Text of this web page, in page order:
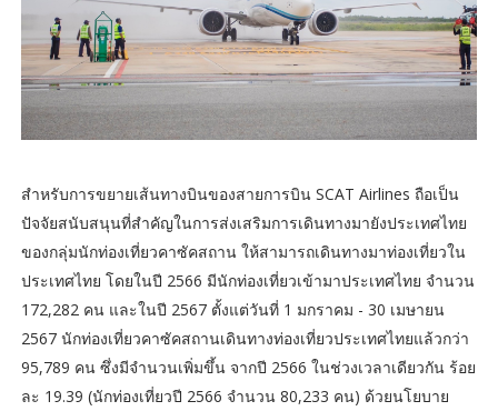
สำหรับการขยายเส้นทางบินของสายการบิน SCAT Airlines ถือเป็น
ปัจจัยสนับสนุนที่สำคัญในการส่งเสริมการเดินทางมายังประเทศไทย
ของกลุ่มนักท่องเที่ยวคาซัคสถาน ให้สามารถเดินทางมาท่องเที่ยวใน
ประเทศไทย โดยในปี 2566 มีนักท่องเที่ยวเข้ามาประเทศไทย จำนวน
172,282 คน และในปี 2567 ตั้งแต่วันที่ 1 มกราคม - 30 เมษายน
2567 นักท่องเที่ยวคาซัคสถานเดินทางท่องเที่ยวประเทศไทยแล้วกว่า
95,789 คน ซึ่งมีจำนวนเพิ่มขึ้น จากปี 2566 ในช่วงเวลาเดียวกัน ร้อย
ละ 19.39 (นักท่องเที่ยวปี 2566 จำนวน 80,233 คน) ด้วยนโยบาย